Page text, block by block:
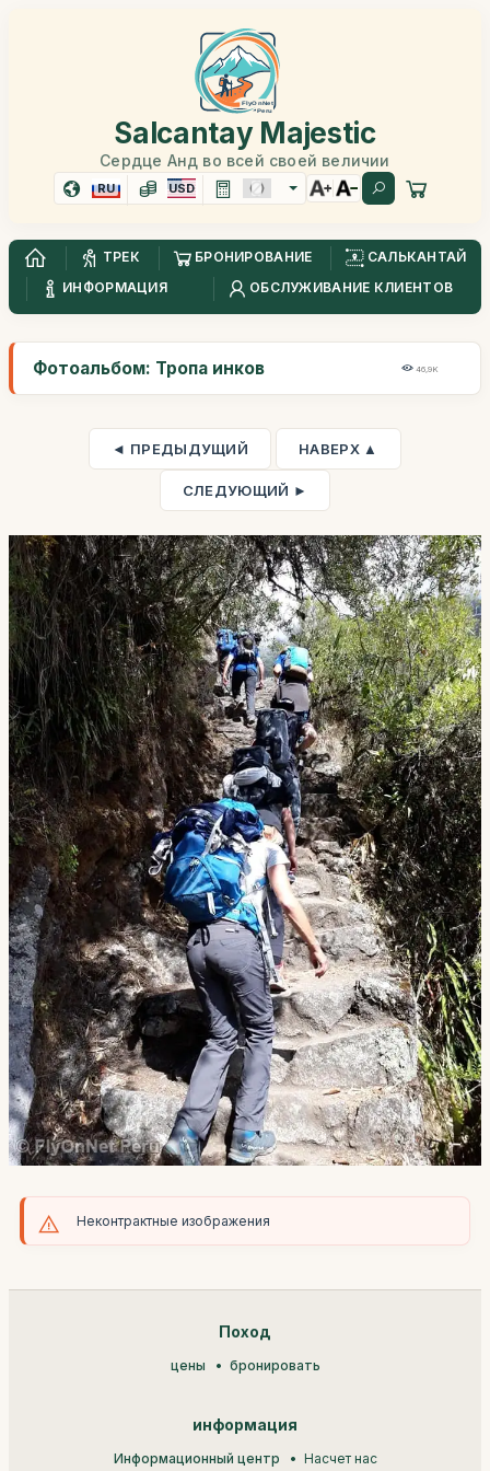
Salcantay Majestic
Сердце Анд во всей своей величии
RU USD
ТРЕК БРОНИРОВАНИЕ
САЛЬКАНТАЙ
ИНФОРМАЦИЯ
ОБСЛУЖИВАНИЕ КЛИЕНТОВ
Фотоальбом: Тропа инков 46,9K
◄ ПРЕДЫДУЩИЙ НАВЕРХ ▲
СЛЕДУЮЩИЙ ►
Неконтрактные изображения
Поход
цены бронировать
информация
Информационный центр Насчет нас